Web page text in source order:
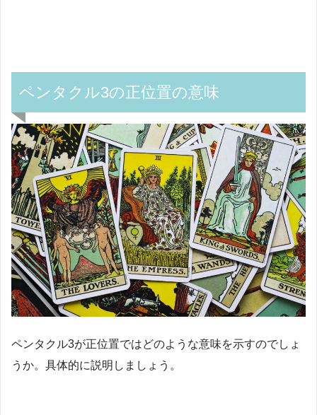
ペンタクル3の正位置の意味
ペンタクル3が正位置ではどのような意味を示すのでしょ
うか。具体的に説明しましょう。